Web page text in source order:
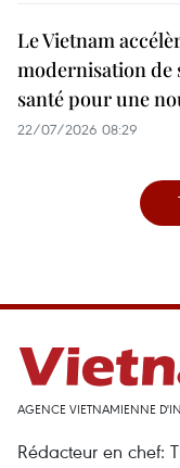
Le Vietnam
modernisation de
santé pour une
22/07/2026 08:29
AGENCE VIETNAMIENNE
Rédacteur en chef: